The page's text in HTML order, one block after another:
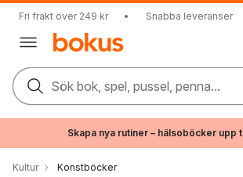
Fri frakt över 249 kr • Snabba leveranser
Sök bok, spel, pussel, penna...
Skapa nya rutiner – hälsoböcker upp
Kultur Konstböcker